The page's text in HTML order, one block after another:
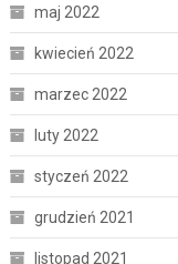
maj 2022
kwiecień 2022
marzec 2022
luty 2022
styczeń 2022
grudzień 2021
listopad 2021